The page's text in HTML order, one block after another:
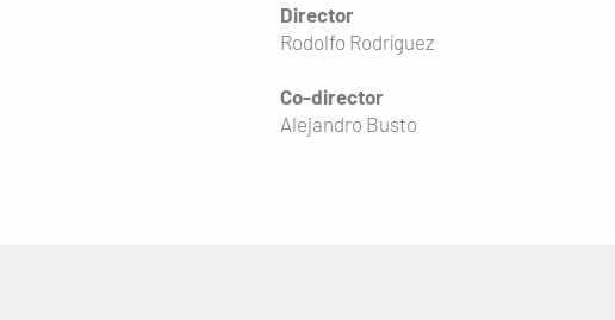
Director
Rodolfo Rodríguez
Co-director
Alejandro Busto